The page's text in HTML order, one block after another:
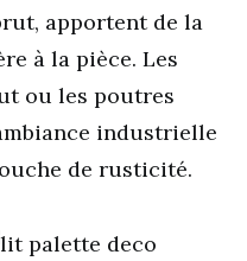
apportent de la
à la pièce. Les
ou les poutres
industrielle
de rusticité.